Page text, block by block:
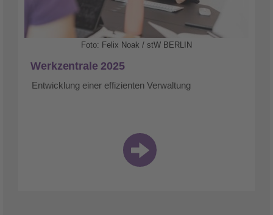
Foto: Felix Noak / stW BERLIN
Werkzentrale 2025
Entwicklung einer effizienten Verwaltung